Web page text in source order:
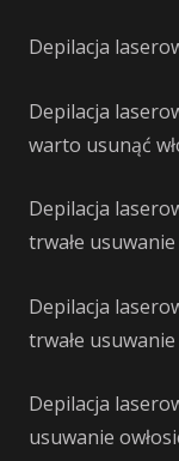
Depilacja
Depilacja
warto usunąć
Depilacja
trwałe
Depilacja
trwałe
Depilacja
usuwanie